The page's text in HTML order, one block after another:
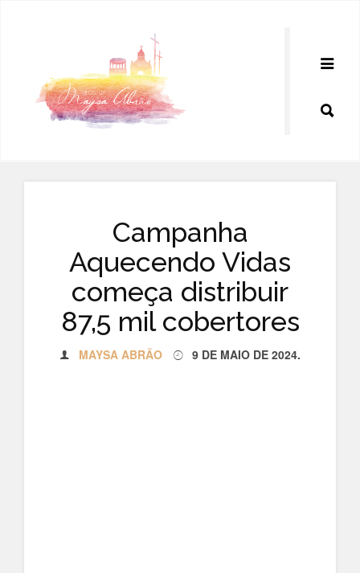
Campanha
Aquecendo Vidas
começa distribuir
87,5 mil cobertores
MAYSA ABRÃO 9 DE MAIO DE 2024.